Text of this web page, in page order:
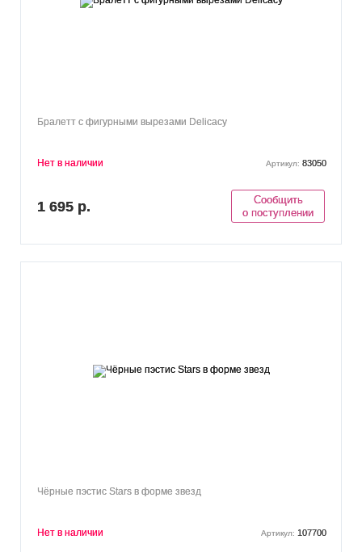
Бралетт c фигурными вырезами Delicacy
Нет в наличии Артикул: 83050
1 695 р.
Сообщить
о поступлении
Чёрные пэстис Stars в форме звезд
Нет в наличии Артикул: 107700